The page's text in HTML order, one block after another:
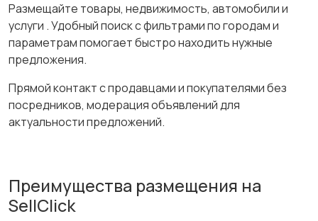
Размещайте товары, недвижимость, автомобили и
услуги . Удобный поиск с фильтрами по городам и
параметрам помогает быстро находить нужные
предложения.
Прямой контакт с продавцами и покупателями без
посредников, модерация объявлений для
актуальности предложений.
Преимущества размещения на
SellClick